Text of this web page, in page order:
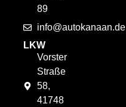
89
info@autokanaan.de
LKW
Vorster
Straße
58,
41748